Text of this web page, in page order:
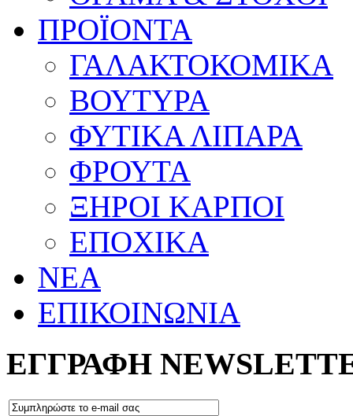
ΠΡΟΪΟΝΤΑ
ΓΑΛΑΚΤΟΚΟΜΙΚΑ
ΒΟΥΤΥΡΑ
ΦΥΤΙΚΑ ΛΙΠΑΡΑ
ΦΡΟΥΤΑ
ΞΗΡΟΙ ΚΑΡΠΟΙ
ΕΠΟΧΙΚΑ
ΝΕΑ
ΕΠΙΚΟΙΝΩΝΙΑ
ΕΓΓΡΑΦΗ